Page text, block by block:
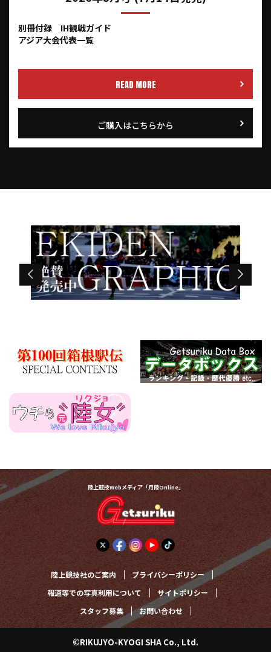
別冊付録 IH観戦ガイド
アジア大会代表一覧
READ MORE
ご購入はこちらから
陸上競技Webメディア「月陸Online」
陸上競技社のご案内 プライバシーポリシー
報道等での写真利用について サイトポリシー
スタッフ募集 お問い合わせ
©RIKUJYO-KYOGI SHA Co., Ltd.